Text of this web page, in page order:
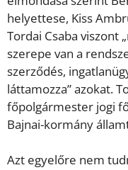
helyettese, Kiss
Tordai Csaba viszont
szerepe van a
szerződés,
láttamozza” azokat.
főpolgármester jogi
Bajnai-kormány
Azt egyelőre nem